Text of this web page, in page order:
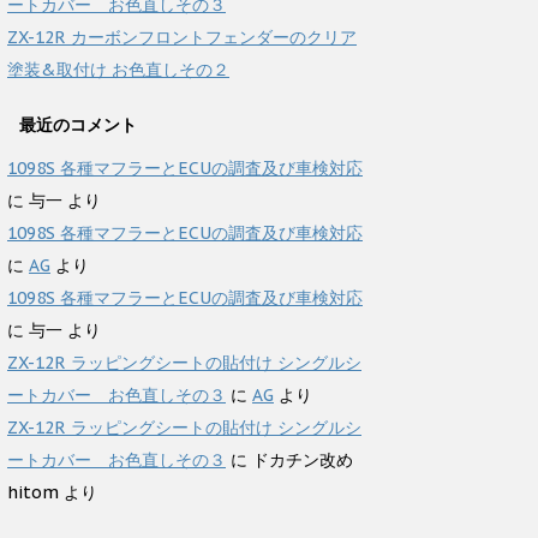
ートカバー お色直しその３
ZX-12R カーボンフロントフェンダーのクリア
塗装&取付け お色直しその２
最近のコメント
1098S 各種マフラーとECUの調査及び車検対応
に 与一 より
1098S 各種マフラーとECUの調査及び車検対応
に AG より
1098S 各種マフラーとECUの調査及び車検対応
に 与一 より
ZX-12R ラッピングシートの貼付け シングルシ
ートカバー お色直しその３ に AG より
ZX-12R ラッピングシートの貼付け シングルシ
ートカバー お色直しその３ に ドカチン改め
hitom より